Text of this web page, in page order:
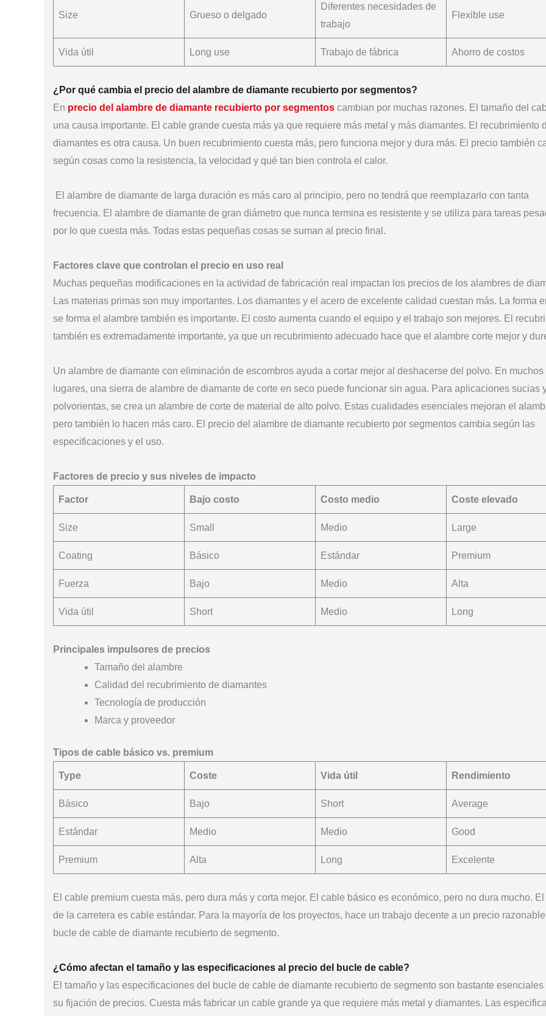
Size Grueso o delgado
Diferentes necesidades de
trabajo
Flexible use
Vida útil Long use Trabajo de fábrica Ahorro de costos
¿Por qué cambia el precio del alambre de diamante recubierto por segmentos?
En precio del alambre de diamante recubierto por segmentos cambian por muchas razones. El tamaño del
una causa importante. El cable grande cuesta más ya que requiere más metal y más diamantes. El recubrimiento
diamantes es otra causa. Un buen recubrimiento cuesta más, pero funciona mejor y dura más. El precio también
según cosas como la resistencia, la velocidad y qué tan bien controla el calor.
El alambre de diamante de larga duración es más caro al principio, pero no tendrá que reemplazarlo con tanta
frecuencia. El alambre de diamante de gran diámetro que nunca termina es resistente y se utiliza para tareas
por lo que cuesta más. Todas estas pequeñas cosas se suman al precio final.
Factores clave que controlan el precio en uso real
Muchas pequeñas modificaciones en la actividad de fabricación real impactan los precios de los alambres de
Las materias primas son muy importantes. Los diamantes y el acero de excelente calidad cuestan más. La forma
se forma el alambre también es importante. El costo aumenta cuando el equipo y el trabajo son mejores. El
también es extremadamente importante, ya que un recubrimiento adecuado hace que el alambre corte mejor y
Un alambre de diamante con eliminación de escombros ayuda a cortar mejor al deshacerse del polvo. En muchos
lugares, una sierra de alambre de diamante de corte en seco puede funcionar sin agua. Para aplicaciones sucias
polvorientas, se crea un alambre de corte de material de alto polvo. Estas cualidades esenciales mejoran el
pero también lo hacen más caro. El precio del alambre de diamante recubierto por segmentos cambia según las
especificaciones y el uso.
Factores de precio y sus niveles de impacto
Factor Bajo costo Costo medio Coste elevado
Size Small Medio Large
Coating Básico Estándar Premium
Fuerza Bajo Medio Alta
Vida útil Short Medio Long
Principales impulsores de precios
Tamaño del alambre
Calidad del recubrimiento de diamantes
Tecnología de producción
Marca y proveedor
Tipos de cable básico vs. premium
Type Coste Vida útil Rendimiento
Básico Bajo Short Average
Estándar Medio Medio Good
Premium Alta Long Excelente
El cable premium cuesta más, pero dura más y corta mejor. El cable básico es económico, pero no dura mucho.
de la carretera es cable estándar. Para la mayoría de los proyectos, hace un trabajo decente a un precio
bucle de cable de diamante recubierto de segmento.
¿Cómo afectan el tamaño y las especificaciones al precio del bucle de cable?
El tamaño y las especificaciones del bucle de cable de diamante recubierto de segmento son bastante esenciales
su fijación de precios. Cuesta más fabricar un cable grande ya que requiere más metal y diamantes. Las